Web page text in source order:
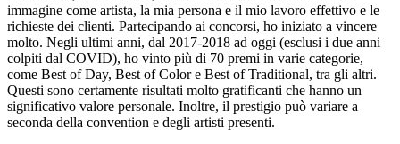
immagine come artista, la mia persona e il mio lavoro effettivo e le
richieste dei clienti. Partecipando ai concorsi, ho iniziato a vincere
molto. Negli ultimi anni, dal 2017-2018 ad oggi (esclusi i due anni
colpiti dal COVID), ho vinto più di 70 premi in varie categorie,
come Best of Day, Best of Color e Best of Traditional, tra gli altri.
Questi sono certamente risultati molto gratificanti che hanno un
significativo valore personale. Inoltre, il prestigio può variare a
seconda della convention e degli artisti presenti.